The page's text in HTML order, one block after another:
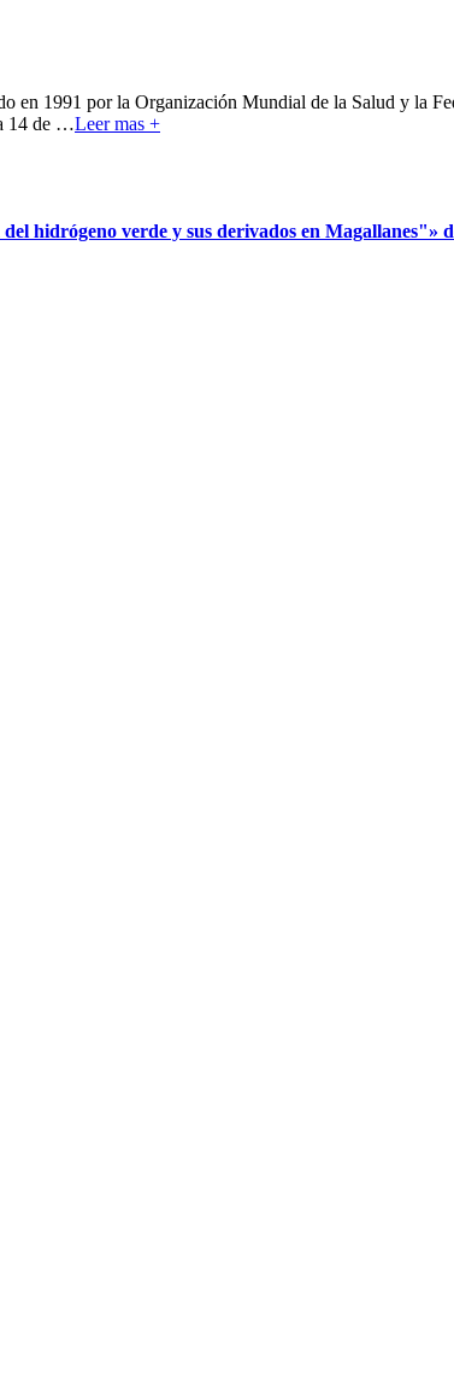
1991 por la Organización Mundial de la Salud y la
14 de …Leer mas +
hidrógeno verde y sus derivados en Magallanes"»